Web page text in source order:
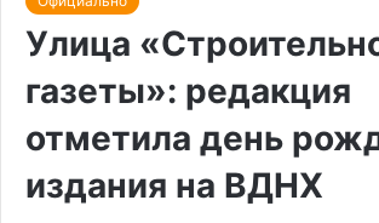
Улица
газеты»: редакция
отметила день
издания на ВДНХ